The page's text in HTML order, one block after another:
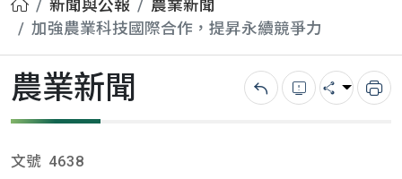
首頁新聞與公報
農業新聞
加強農業科技國際合作，提昇永續競爭力
農業新聞 回上一頁錯誤回報
分享 列
文號 4638